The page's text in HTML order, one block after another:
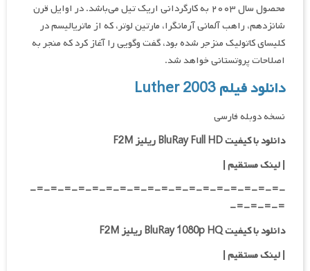
محصول سال ۲۰۰۳ به کارگردانی اریک تیل می‌باشد. در اوایل قرن
شانزدهم، راهب آلمانی آرمانگرا، مارتین لوتر، که از ماتریالیسم در
کلیسای کاتولیک منزجر شده بود، گفت وگویی را آغاز کرد که منجر به
اصلاحات پروتستانی خواهد شد.
دانلود فیلم Luther 2003
نسخه دوبله فارسی
دانلود با کیفیت BluRay Full HD ریلیز F2M
|لینک مستقیم|
-=-=-=-=-=-=-=-=-=-=-=-=-=-=-=-=-=-=-
=-=-=-=-
دانلود با کیفیت BluRay 1080p HQ ریلیز F2M
|لینک مستقیم|